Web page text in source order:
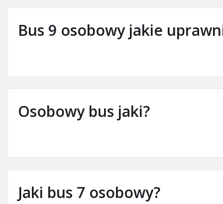
Bus 9 osobowy jakie
Osobowy bus jaki?
Jaki bus 7 osobowy?